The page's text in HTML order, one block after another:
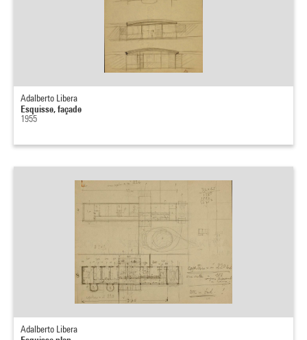
Adalberto Libera
Esquisse, façade
1955
Adalberto Libera